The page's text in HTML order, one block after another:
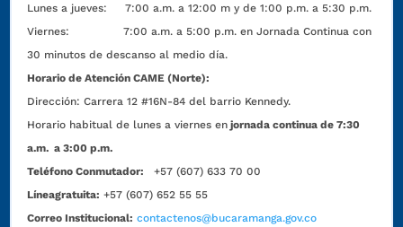
Lunes a jueves: 7:00 a.m. a 12:00 m y de 1:00 p.m. a 5:30 p.m.
Viernes: 7:00 a.m. a 5:00 p.m. en Jornada Continua con
30 minutos de descanso al medio día.
Horario de Atención CAME (Norte):
Dirección:Carrera 12 #16N-84 del barrio Kennedy.
Horario habitual de lunes a viernes en jornada continua de 7:30
a.m. a 3:00 p.m.
Teléfono Conmutador:
+57 (607) 633 70 00
Líneagratuita: +57 (607) 652 55 55
Correo Institucional: contactenos@bucaramanga.gov.co